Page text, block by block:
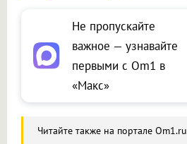
Не пропускайте
важное — узнавайте
первыми с Om1 в
«Макс»
Читайте также на портале Om1.ru